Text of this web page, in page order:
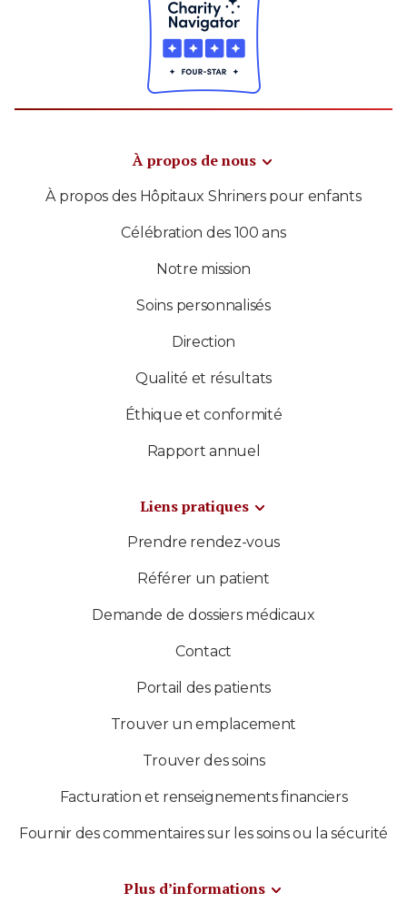
À propos de nous
À propos des Hôpitaux Shriners pour enfants
Célébration des 100 ans
Notre mission
Soins personnalisés
Direction
Qualité et résultats
Éthique et conformité
Rapport annuel
Liens pratiques
Prendre rendez-vous
Référer un patient
Demande de dossiers médicaux
Contact
Portail des patients
Trouver un emplacement
Trouver des soins
Facturation et renseignements financiers
Fournir des commentaires sur les soins ou la sécurité
Plus d’informations